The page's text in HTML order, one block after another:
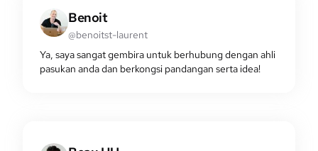
Benoit
@benoitst-laurent
Ya, saya sangat gembira untuk berhubung dengan ahli
pasukan anda dan berkongsi pandangan serta idea!